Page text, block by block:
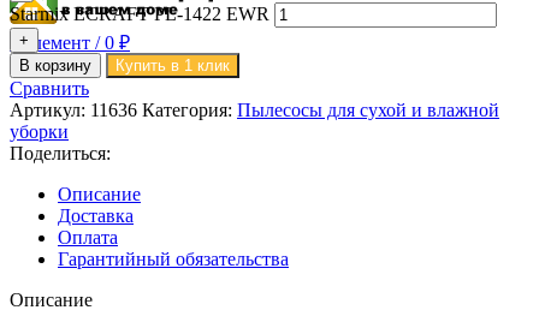
0элемент / 0 ₽
Starmix ECRAFT PL-1422 EWR
В корзину Купить в 1 клик
Сравнить
Артикул: 11636 Категория: Пылесосы для сухой и влажной
уборки
Поделиться:
Описание
Доставка
Оплата
Гарантийный обязательства
Описание